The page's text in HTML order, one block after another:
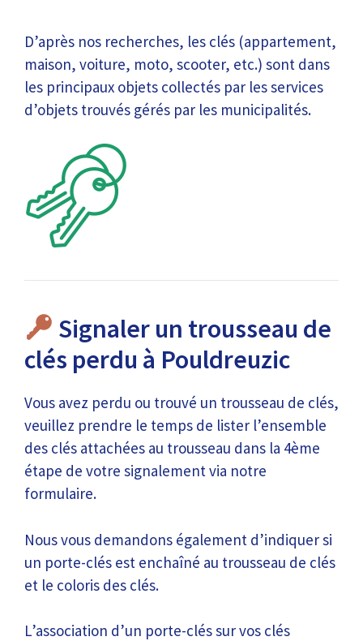
D’après nos recherches, les clés (appartement,
maison, voiture, moto, scooter, etc.) sont dans
les principaux objets collectés par les services
d’objets trouvés gérés par les municipalités.
Signaler un trousseau de
clés perdu à Pouldreuzic
Vous avez perdu ou trouvé un trousseau de clés,
veuillez prendre le temps de lister l’ensemble
des clés attachées au trousseau dans la 4ème
étape de votre signalement via notre
formulaire.
Nous vous demandons également d’indiquer si
un porte-clés est enchaîné au trousseau de clés
et le coloris des clés.
L’association d’un porte-clés sur vos clés